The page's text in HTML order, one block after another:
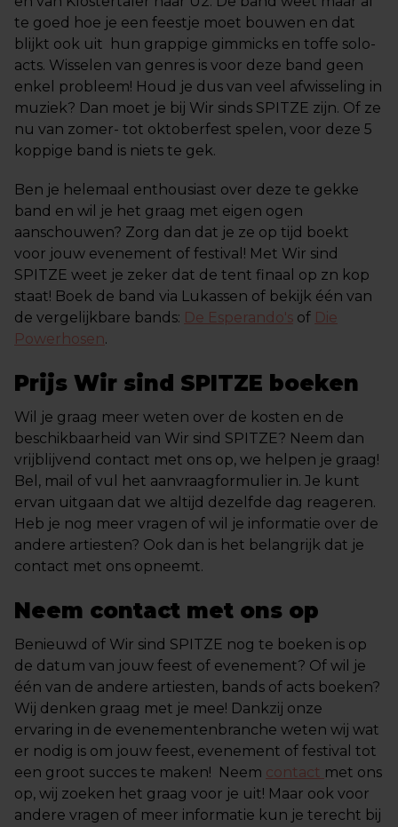
te goed hoe je een feestje moet bouwen en dat
blijkt ook uit hun grappige gimmicks en toffe solo-
acts. Wisselen van genres is voor deze band geen
enkel probleem! Houd je dus van veel afwisseling in
muziek? Dan moet je bij Wir sinds SPITZE zijn. Of ze
nu van zomer- tot oktoberfest spelen, voor deze 5
koppige band is niets te gek.
Ben je helemaal enthousiast over deze te gekke
band en wil je het graag met eigen ogen
aanschouwen? Zorg dan dat je ze op tijd boekt
voor jouw evenement of festival! Met Wir sind
SPITZE weet je zeker dat de tent finaal op zn kop
staat! Boek de band via Lukassen of bekijk één van
de vergelijkbare bands: De Esperando's of Die
Powerhosen.
Prijs Wir sind SPITZE boeken
Wil je graag meer weten over de kosten en de
beschikbaarheid van Wir sind SPITZE? Neem dan
vrijblijvend contact met ons op, we helpen je graag!
Bel, mail of vul het aanvraagformulier in. Je kunt
ervan uitgaan dat we altijd dezelfde dag reageren.
Heb je nog meer vragen of wil je informatie over de
andere artiesten? Ook dan is het belangrijk dat je
contact met ons opneemt.
Neem contact met ons op
Benieuwd of Wir sind SPITZE nog te boeken is op
de datum van jouw feest of evenement? Of wil je
één van de andere artiesten, bands of acts boeken?
Wij denken graag met je mee! Dankzij onze
ervaring in de evenementenbranche weten wij wat
er nodig is om jouw feest, evenement of festival tot
een groot succes te maken! Neem contact met ons
op, wij zoeken het graag voor je uit! Maar ook voor
andere vragen of meer informatie kun je terecht bij